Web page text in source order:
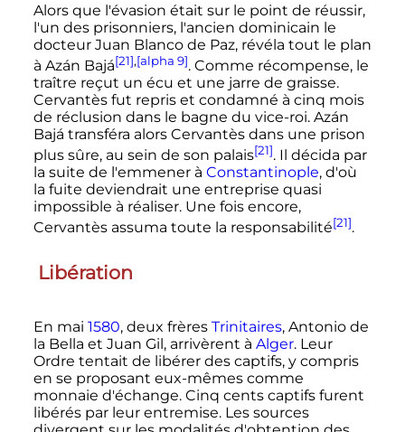
Alors que l'évasion était sur le point de réussir,
l'un des prisonniers, l'ancien dominicain le
docteur Juan Blanco de Paz, révéla tout le plan
à Azán Bajá[21],[alpha 9]. Comme récompense, le
traître reçut un écu et une jarre de graisse.
Cervantès fut repris et condamné à cinq mois
de réclusion dans le bagne du vice-roi. Azán
Bajá transféra alors Cervantès dans une prison
plus sûre, au sein de son palais[21]. Il décida par
la suite de l'emmener à Constantinople, d'où
la fuite deviendrait une entreprise quasi
impossible à réaliser. Une fois encore,
Cervantès assuma toute la responsabilité[21].
Libération
En mai 1580, deux frères Trinitaires, Antonio de
la Bella et Juan Gil, arrivèrent à Alger. Leur
Ordre tentait de libérer des captifs, y compris
en se proposant eux-mêmes comme
monnaie d'échange. Cinq cents captifs furent
libérés par leur entremise. Les sources